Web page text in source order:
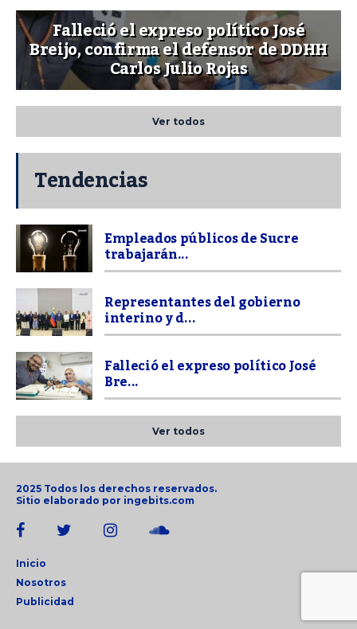
Falleció el expreso político José
Breijo, confirma el defensor de DDHH
Carlos Julio Rojas
Ver todos
Tendencias
Empleados públicos de Sucre
trabajarán...
Representantes del gobierno
interino y d...
Falleció el expreso político José
Bre...
Ver todos
2025 Todos los derechos reservados.
Sitio elaborado por ingebits.com
Inicio
Nosotros
Publicidad